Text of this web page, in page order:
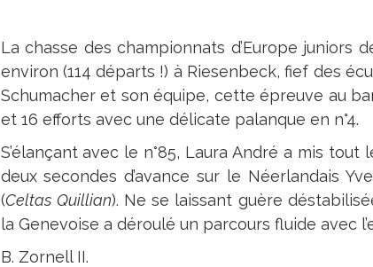
La chasse des championnats d’Europe juniors
environ (114 départs !) à Riesenbeck, fief des
Schumacher et son équipe, cette épreuve au
et 16 efforts avec une délicate palanque en n°4.
S’élançant avec le n°85, Laura André a mis
deux secondes d’avance sur le Néerlandais
(Celtas Quillian). Ne se laissant guère
la Genevoise a déroulé un parcours fluide avec
B. Zornell II.